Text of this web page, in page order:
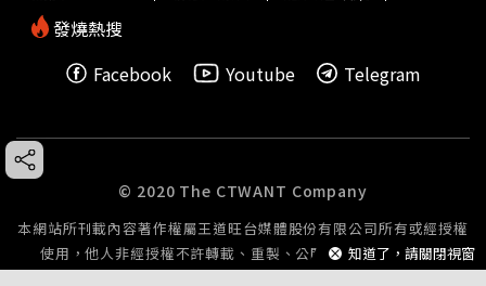
知道了，請關閉視窗
發燒熱搜
Facebook
Youtube Telegram
© 2020 The CTWANT Company
本網站所刊載內容著作權屬王道旺台媒體股份有限公司所有或經授權
使用，他人非經授權不許轉載、重製、公開播送或公開傳輸。